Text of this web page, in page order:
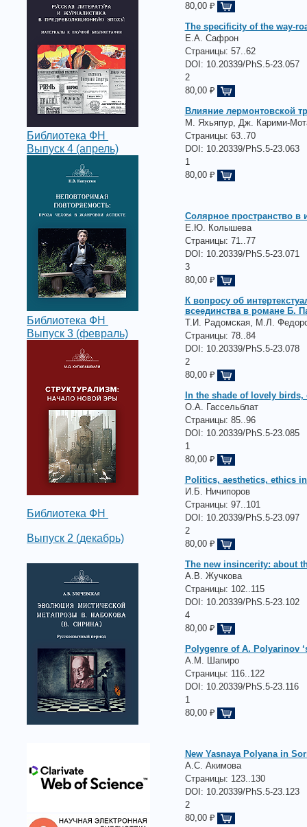
Библиотека ФН
Выпуск 4 (апрель)
Библиотека ФН
Выпуск 3 (февраль)
Библиотека ФН
Выпуск 2 (декабрь)
80,00 ₽
The specificity of the way-
Е.А. Сафрон
Страницы: 57..62
DOI: 10.20339/PhS.5-23.057
2
80,00 ₽
Влияние лермонтовской
М. Яхьяпур, Дж. Карими-
Страницы: 63..70
DOI: 10.20339/PhS.5-23.063
1
80,00 ₽
Солярное пространство в
Е.Ю. Колышева
Страницы: 71..77
DOI: 10.20339/PhS.5-23.071
3
80,00 ₽
К вопросу об
всеединства в романе Б.
Т.И. Радомская, М.Л.
Страницы: 78..84
DOI: 10.20339/PhS.5-23.078
2
80,00 ₽
In the shade of lovely
О.А. Гассельблат
Страницы: 85..96
DOI: 10.20339/PhS.5-23.085
1
80,00 ₽
Politics, aesthetics, ethics
И.Б. Ничипоров
Страницы: 97..101
DOI: 10.20339/PhS.5-23.097
2
80,00 ₽
The new insincerity: about
А.В. Жучкова
Страницы: 102..115
DOI: 10.20339/PhS.5-23.102
4
80,00 ₽
Polygenre of A. Polyarinov
А.М. Шапиро
Страницы: 116..122
DOI: 10.20339/PhS.5-23.116
1
80,00 ₽
New Yasnaya Polyana in
А.С. Акимова
Страницы: 123..130
DOI: 10.20339/PhS.5-23.123
2
80,00 ₽